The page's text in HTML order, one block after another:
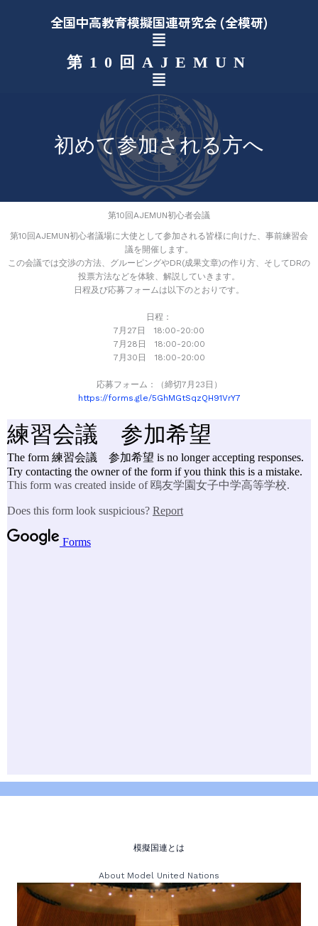
全国中高教育模擬国連研究会 (全模研)
メ
ニ
ュ
ー
第10回AJEMUN
メ
ニ
ュ
ー
初めて参加される方へ
第10回AJEMUN初心者会議
第10回AJEMUN初心者議場に大使として参加される皆様に向けた、事前練習会
議を開催します。
この会議では交渉の方法、グルーピングやDR(成果文章)の作り方、そしてDRの
投票方法などを体験、解説していきます。
日程及び応募フォームは以下のとおりです。
日程：
7月27日 18:00-20:00
7月28日 18:00-20:00
7月30日 18:00-20:00
応募フォーム：（締切7月23日）
https://forms.gle/5GhMGtSqzQH91VrY7
模擬国連とは
About Model United Nations